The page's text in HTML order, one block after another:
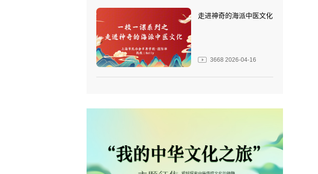
走进神奇的海派中医文化
3668 2026-04-16